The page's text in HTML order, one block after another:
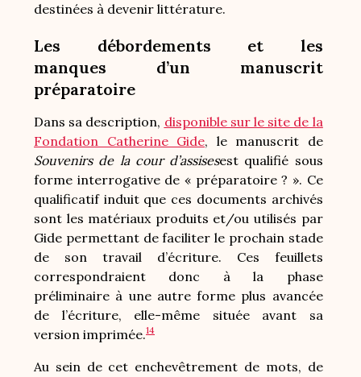
destinées à devenir littérature.
Les débordements et les
manques d’un manuscrit
préparatoire
Dans sa description, disponible sur le site de la
Fondation Catherine Gide, le manuscrit de
Souvenirs de la cour d’assisesest qualifié sous
forme interrogative de « préparatoire ? ». Ce
qualificatif induit que ces documents archivés
sont les matériaux produits et/ou utilisés par
Gide permettant de faciliter le prochain stade
de son travail d’écriture. Ces feuillets
correspondraient donc à la phase
préliminaire à une autre forme plus avancée
de l’écriture, elle-même située avant sa
version imprimée.14
Au sein de cet enchevêtrement de mots, de